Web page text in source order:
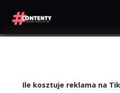
Ile kosztuje reklama na